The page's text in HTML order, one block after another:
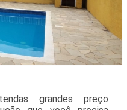
grandes preço